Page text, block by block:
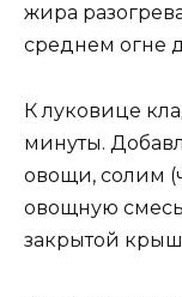
жира
среднем огне
К луковице
минуты.
овощи, солим
овощную
закрытой